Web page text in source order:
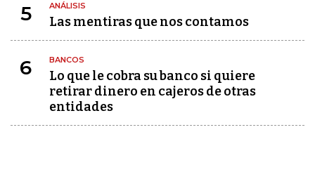
5 ANÁLISIS
Las mentiras que nos contamos
6 BANCOS
Lo que le cobra su banco si quiere
retirar dinero en cajeros de otras
entidades